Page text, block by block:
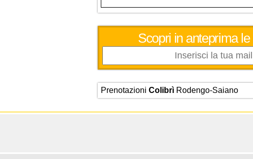
Scopri in anteprima
Prenotazioni Colibrì Rodengo-Saiano